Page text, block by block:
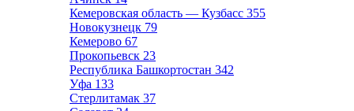
Кемеровская область — Кузбасс 355
Новокузнецк 79
Кемерово 67
Прокопьевск 23
Республика Башкортостан 342
Уфа 133
Стерлитамак 37